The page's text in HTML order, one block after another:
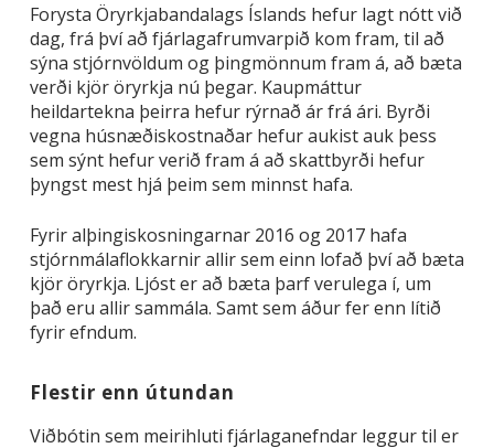
Forysta Öryrkjabandalags Íslands hefur lagt nótt við
dag, frá því að fjárlagafrumvarpið kom fram, til að
sýna stjórnvöldum og þingmönnum fram á, að bæta
verði kjör öryrkja nú þegar. Kaupmáttur
heildartekna þeirra hefur rýrnað ár frá ári. Byrði
vegna húsnæðiskostnaðar hefur aukist auk þess
sem sýnt hefur verið fram á að skattbyrði hefur
þyngst mest hjá þeim sem minnst hafa.
Fyrir alþingiskosningarnar 2016 og 2017 hafa
stjórnmálaflokkarnir allir sem einn lofað því að bæta
kjör öryrkja. Ljóst er að bæta þarf verulega í, um
það eru allir sammála. Samt sem áður fer enn lítið
fyrir efndum.
Flestir enn útundan
Viðbótin sem meirihluti fjárlaganefndar leggur til er